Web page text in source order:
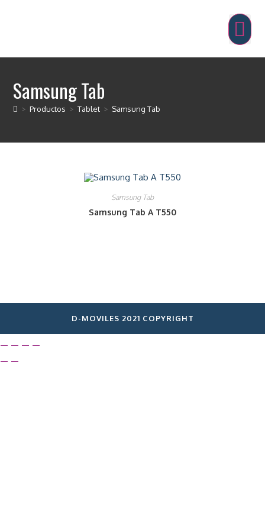
Samsung Tab
> Productos > Tablet > Samsung Tab
Samsung Tab
Samsung Tab A T550
D-MOVILES 2021 COPYRIGHT